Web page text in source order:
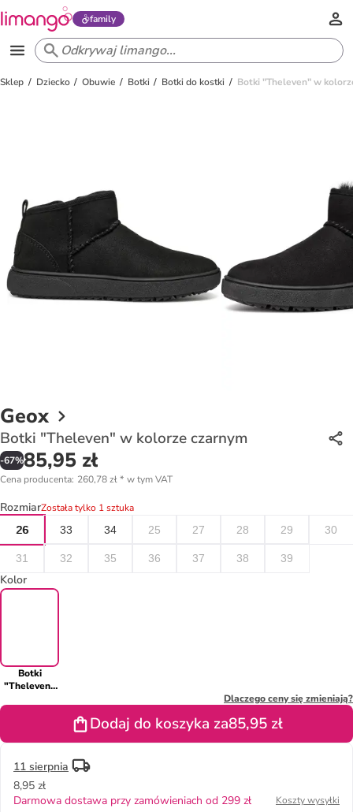
family
Sklep Dziecko Obuwie Botki Botki do kostki Botki "Theleven" w
Geox
Botki "Theleven" w kolorze czarnym
-67%85,95 zł
Cena producenta: 260,78 zł* w tym VAT
RozmiarZostała tylko 1 sztuka
26
33 34 25 27 28 29 30
31 32 35 36 37 38 39
Kolor
Botki
"Theleven"
Dlaczego ceny się zmieniają?
Dodaj do koszyka za85,95 zł
11 sierpnia
8,95 zł
Darmowa dostawa przy zamówieniach od 299 zł
Koszty wysyłki